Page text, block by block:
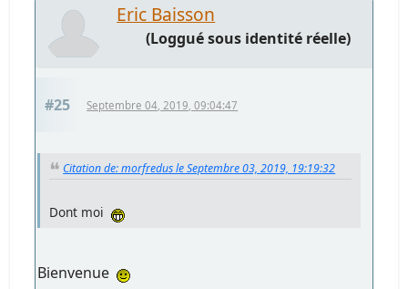
Eric Baisson
(Loggué sous identité réelle)
#25 Septembre 04, 2019, 09:04:47
Citation de: morfredus le Septembre 03, 2019, 19:19:32
Dont moi
Bienvenue